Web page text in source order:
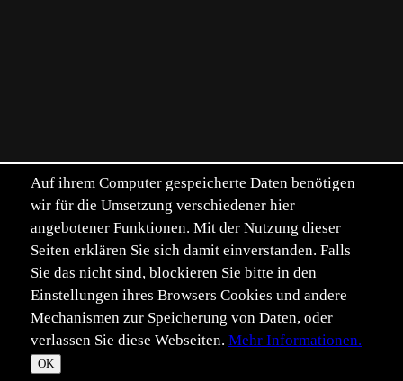
Auf ihrem Computer gespeicherte Daten benötigen
wir für die Umsetzung verschiedener hier
angebotener Funktionen. Mit der Nutzung dieser
Seiten erklären Sie sich damit einverstanden. Falls
Sie das nicht sind, blockieren Sie bitte in den
Einstellungen ihres Browsers Cookies und andere
Mechanismen zur Speicherung von Daten, oder
verlassen Sie diese Webseiten. Mehr Informationen.
OK